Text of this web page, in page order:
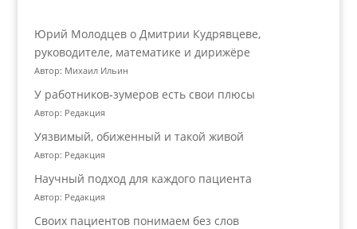
Юрий Молодцев о Дмитрии Кудрявцеве,
руководителе, математике и дирижёре
Автор: Михаил Ильин
У работников‑зумеров есть свои плюсы
Автор: Редакция
Уязвимый, обиженный и такой живой
Автор: Редакция
Научный подход для каждого пациента
Автор: Редакция
Своих пациентов понимаем без слов